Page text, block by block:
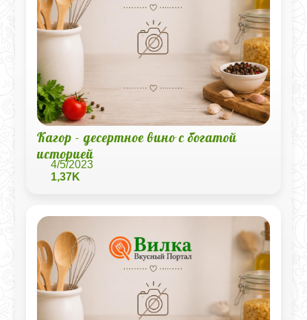
Кагор - десертное вино с богатой
историей
4/5/2023
1,37K